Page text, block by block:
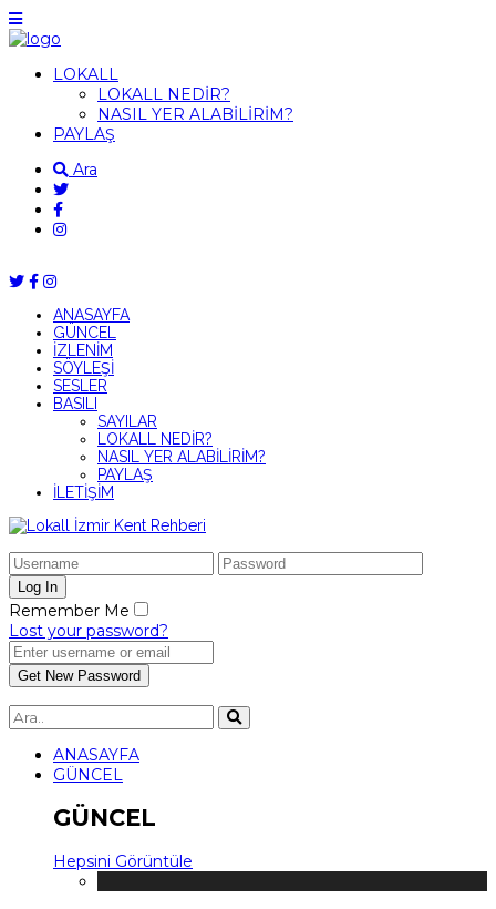
LOKALL
LOKALL NEDİR?
NASIL YER ALABİLİRİM?
PAYLAŞ
Ara
ANASAYFA
GÜNCEL
İZLENİM
SÖYLEŞİ
SESLER
BASILI
SAYILAR
LOKALL NEDİR?
NASIL YER ALABİLİRİM?
PAYLAŞ
İLETİŞİM
Remember Me
Lost your password?
ANASAYFA
GÜNCEL
GÜNCEL
Hepsini Görüntüle